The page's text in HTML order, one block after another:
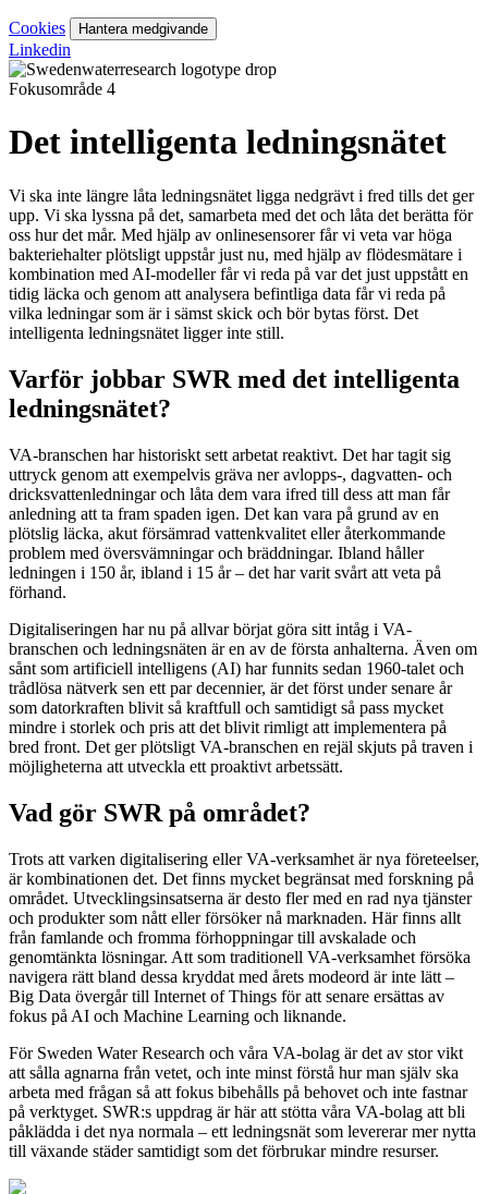
Cookies Hantera medgivande
Linkedin
Fokusområde 4
Det intelligenta ledningsnätet
Vi ska inte längre låta ledningsnätet ligga nedgrävt i fred tills det ger
upp. Vi ska lyssna på det, samarbeta med det och låta det berätta för
oss hur det mår. Med hjälp av onlinesensorer får vi veta var höga
bakteriehalter plötsligt uppstår just nu, med hjälp av flödesmätare i
kombination med AI-modeller får vi reda på var det just uppstått en
tidig läcka och genom att analysera befintliga data får vi reda på
vilka ledningar som är i sämst skick och bör bytas först. Det
intelligenta ledningsnätet ligger inte still.
Varför jobbar SWR med det intelligenta
ledningsnätet?
VA-branschen har historiskt sett arbetat reaktivt. Det har tagit sig
uttryck genom att exempelvis gräva ner avlopps-, dagvatten- och
dricksvattenledningar och låta dem vara ifred till dess att man får
anledning att ta fram spaden igen. Det kan vara på grund av en
plötslig läcka, akut försämrad vattenkvalitet eller återkommande
problem med översvämningar och bräddningar. Ibland håller
ledningen i 150 år, ibland i 15 år – det har varit svårt att veta på
förhand.
Digitaliseringen har nu på allvar börjat göra sitt intåg i VA-
branschen och ledningsnäten är en av de första anhalterna. Även om
sånt som artificiell intelligens (AI) har funnits sedan 1960-talet och
trådlösa nätverk sen ett par decennier, är det först under senare år
som datorkraften blivit så kraftfull och samtidigt så pass mycket
mindre i storlek och pris att det blivit rimligt att implementera på
bred front. Det ger plötsligt VA-branschen en rejäl skjuts på traven i
möjligheterna att utveckla ett proaktivt arbetssätt.
Vad gör SWR på området?
Trots att varken digitalisering eller VA-verksamhet är nya företeelser,
är kombinationen det. Det finns mycket begränsat med forskning på
området. Utvecklingsinsatserna är desto fler med en rad nya tjänster
och produkter som nått eller försöker nå marknaden. Här finns allt
från famlande och fromma förhoppningar till avskalade och
genomtänkta lösningar. Att som traditionell VA-verksamhet försöka
navigera rätt bland dessa kryddat med årets modeord är inte lätt –
Big Data övergår till Internet of Things för att senare ersättas av
fokus på AI och Machine Learning och liknande.
För Sweden Water Research och våra VA-bolag är det av stor vikt
att sålla agnarna från vetet, och inte minst förstå hur man själv ska
arbeta med frågan så att fokus bibehålls på behovet och inte fastnar
på verktyget. SWR:s uppdrag är här att stötta våra VA-bolag att bli
påklädda i det nya normala – ett ledningsnät som levererar mer nytta
till växande städer samtidigt som det förbrukar mindre resurser.